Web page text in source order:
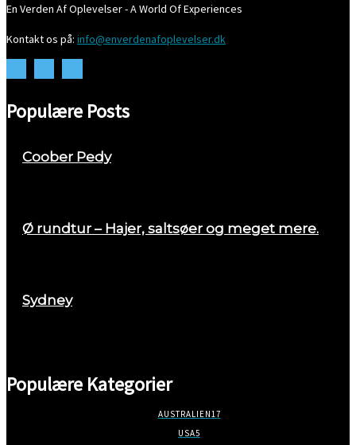
En Verden Af Oplevelser - A World Of Experiences
Kontakt os på: info@enverdenafoplevelser.dk
Populære Posts
Coober Pedy
Ø rundtur – Hajer, saltsøer og meget mere.
Sydney
Populære Kategorier
AUSTRALIEN17
USA5